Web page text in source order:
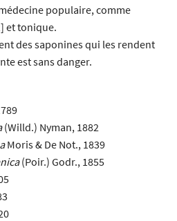
populaire, comme
] et tonique.
des saponines qui les rendent
est sans danger.
(Willd.) Nyman, 1882
Moris & De Not., 1839
(Poir.) Godr., 1855